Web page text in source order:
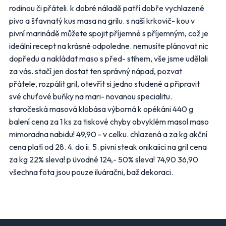
rodinou či přáteli. k dobré náladě patří dobře vychlazené
pivo a šťavnatý kus masa na grilu. s naší krkovič- kou v
pivní marinádě můžete spojit příjemné s příjemným, což je
ideální recept na krásné odpoledne. nemusíte plánovat nic
dopředu a nakládat maso s před- stihem, vše jsme udělali
za vás. stačí jen dostat ten správný nápad, pozvat
přátele, rozpálit gril, otevřít si jedno studené a připravit
své chuťové buňky na mari- novanou specialitu.
staročeská masová klobása výborná k opékáni 440 g
balení cena za 1 ks za tiskové chyby obvyklém masol maso
mimoradna nabidu! 49,90 - v celku. chlazená a za kg akční
cena platí od 28. 4. do ii. 5. pivni steak onikaiici na gril cena
za kg 22% sleva! p üvodné 124,- 50% sleva! 74,90 36,90
všechna fota jsou pouze iluáračni, baž dekoraci.
Kaufland Lidl
Makro Norma
Penny Market Tesco
Další obchody podle kategorií
Bydlení, zahrada
Drogerie, kosmetika
Elektro
Nábytek
Oblečení
Obuv
Sport
Pro děti, hračky
Lékárny
Auto moto
Ostatní supermarkety